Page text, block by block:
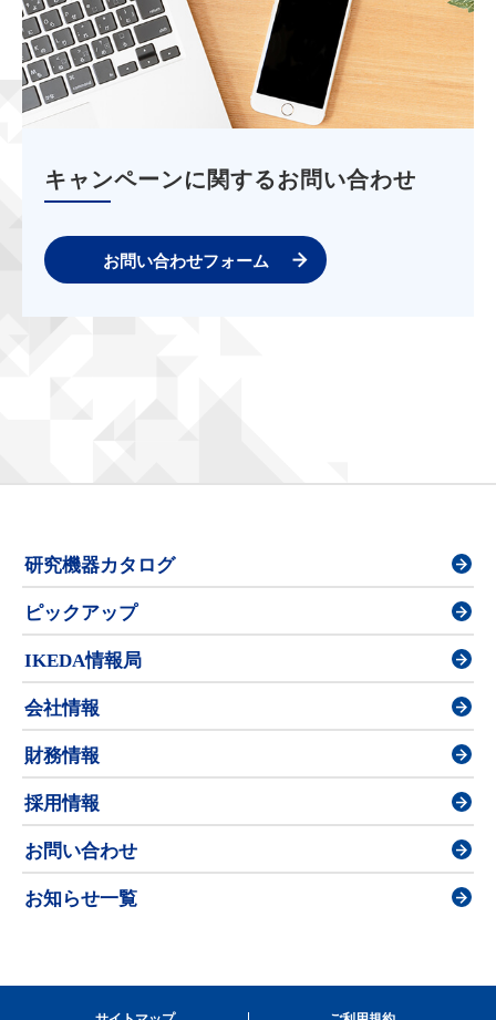
キャンペーンに関するお問い合わせ
お問い合わせフォーム
研究機器カタログ
ピックアップ
IKEDA情報局
会社情報
財務情報
採用情報
お問い合わせ
お知らせ一覧